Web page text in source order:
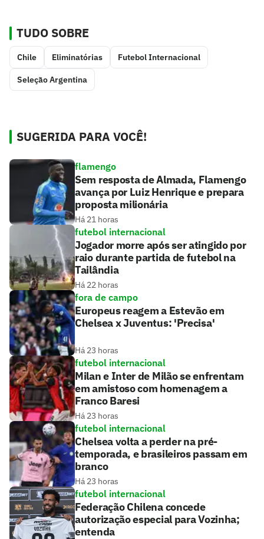
TUDO SOBRE
Chile Eliminatórias Futebol Internacional
Seleção Argentina
SUGERIDA PARA VOCÊ!
flamengo
Sem resposta de Almada, Flamengo
avança por Luiz Henrique e prepara
proposta milionária
Há 21 horas
futebol internacional
Jogador morre após ser atingido por
raio durante partida de futebol na
Tailândia
Há 22 horas
fora de campo
Europeus reagem a Estevão em
Chelsea x Juventus: 'Precisa'
Há 23 horas
futebol internacional
Milan e Inter de Milão se enfrentam
em amistoso com homenagem a
Franco Baresi
Há 23 horas
futebol internacional
Chelsea volta a perder na pré-
temporada, e brasileiros passam em
branco
Há 23 horas
futebol internacional
Federação Chilena concede
autorização especial para Vozinha;
entenda